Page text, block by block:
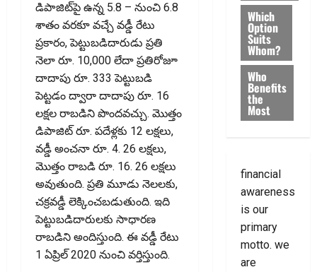
డిపాజిట్‌పై ఉన్న 5.8 – నుంచి 6.8
శాతం వ‌ర‌కూ వ‌చ్చే వడ్డీ రేటు
ప్రకారం, పెట్టుబడిదారుడు ప్రతి
నెలా రూ. 10,000 లేదా ప్రతిరోజూ
దాదాపు రూ. 333 పెట్టుబడి
పెట్టడం ద్వారా దాదాపు రూ. 16
లక్షల రాబడిని పొందవచ్చు. మొత్తం
డిపాజిట్ రూ. పదేళ్లకు 12 లక్షలు,
వడ్డీ అంచనా రూ. 4. 26 లక్షలు,
మొత్తం రాబడి రూ. 16. 26 లక్షలు
అవుతుంది. ప్రతి మూడు నెలలకు,
చక్రవడ్డీ లెక్కించబడుతుంది. ఇది
పెట్టుబడిదారులకు సాధారణ
రాబడిని అందిస్తుంది. ఈ వడ్డీ రేటు
1 ఏప్రిల్ 2020 నుంచి వర్తిస్తుంది.
Which
Option
Suits
Whom?
Who
Benefits
the
Most
financial
awareness
is our
primary
motto. we
are